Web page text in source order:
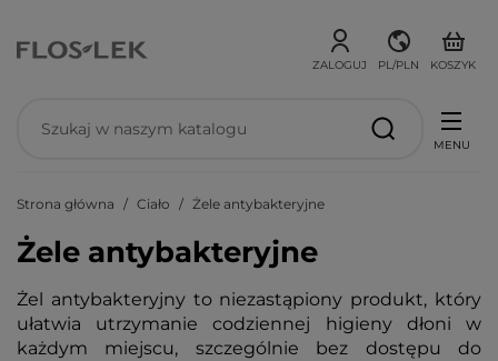
ZALOGUJ PL/PLN KOSZYK
MENU
Strona główna Ciało Żele antybakteryjne
Żele antybakteryjne
Żel antybakteryjny to niezastąpiony produkt, który
ułatwia utrzymanie codziennej higieny dłoni w
każdym miejscu, szczególnie bez dostępu do